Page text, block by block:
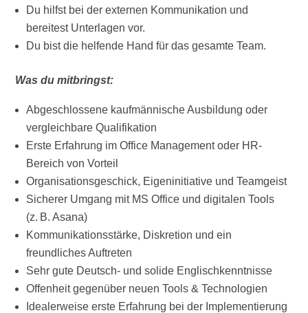
Du hilfst bei der externen Kommunikation und
bereitest Unterlagen vor.
Du bist die helfende Hand für das gesamte Team.
Was du mitbringst:
Abgeschlossene kaufmännische Ausbildung oder
vergleichbare Qualifikation
Erste Erfahrung im Office Management oder HR-
Bereich von Vorteil
Organisationsgeschick, Eigeninitiative und Teamgeist
Sicherer Umgang mit MS Office und digitalen Tools
(z. B. Asana)
Kommunikationsstärke, Diskretion und ein
freundliches Auftreten
Sehr gute Deutsch- und solide Englischkenntnisse
Offenheit gegenüber neuen Tools & Technologien
Idealerweise erste Erfahrung bei der Implementierung